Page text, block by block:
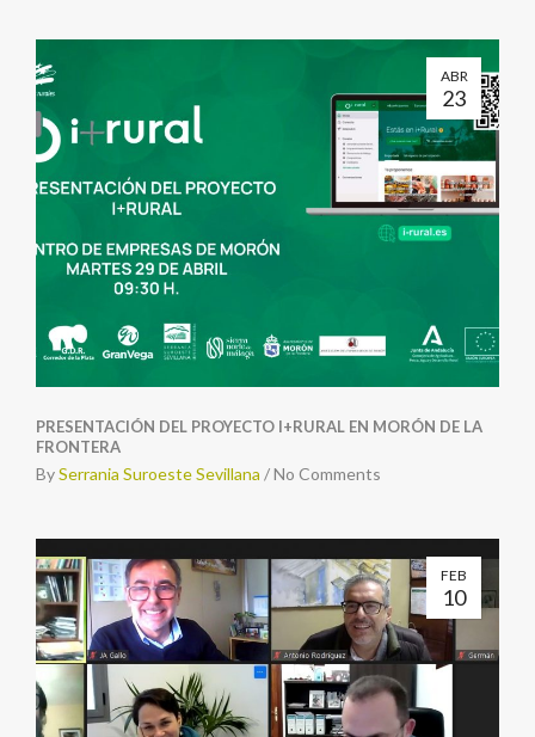
ABR
23
PRESENTACIÓN DEL PROYECTO I+RURAL EN MORÓN DE LA
FRONTERA
BySerrania Suroeste Sevillana /No Comments
FEB
10